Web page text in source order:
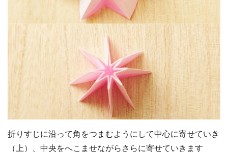
折りすじに沿って角をつまむようにして中心に寄せていき
（上）、中央をへこませながらさらに寄せていきます